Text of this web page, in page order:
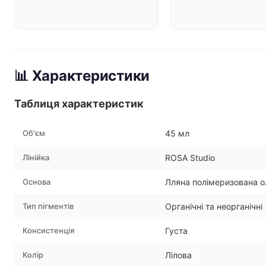
📊 Характеристики
Таблиця характеристик
Об'єм 45 мл
Лінійка ROSA Studio
Основа Лляна полімеризована
Тип пігментів Органічні та неорганічні
Консистенція Густа
Колір Лілова